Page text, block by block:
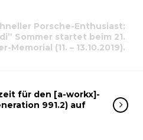
Porsche-Enthusiast:
Sommer startet beim 21.
(11. – 13.10.2019).
für den [a-workx]-
991.2) auf